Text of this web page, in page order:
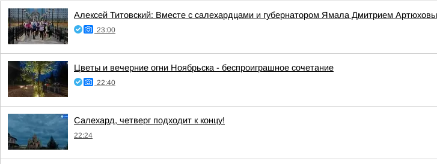
Алексей Титовский: Вместе с салехардцами и губернатором Ямала Дмитрием
23:00
Цветы и вечерние огни Ноябрьска - беспроиграшное сочетание
22:40
Салехард, четверг подходит к концу!
22:24